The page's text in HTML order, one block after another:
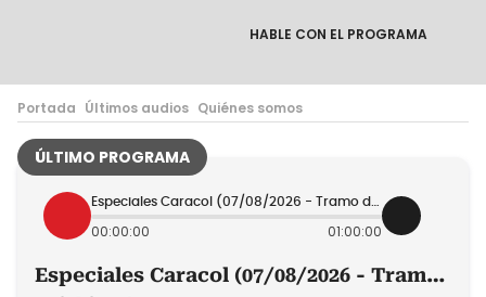
HABLE CON EL PROGRAMA
00:00:00 01:00:00
Especiales Caracol (07/08/2026 - Tramo de 15:00 a 16:00)
Portada Últimos audios Quiénes somos